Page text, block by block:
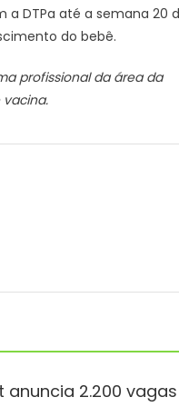
a DTPa até a semana 20
do bebê.
profissional da área da
anuncia 2.200 vagas